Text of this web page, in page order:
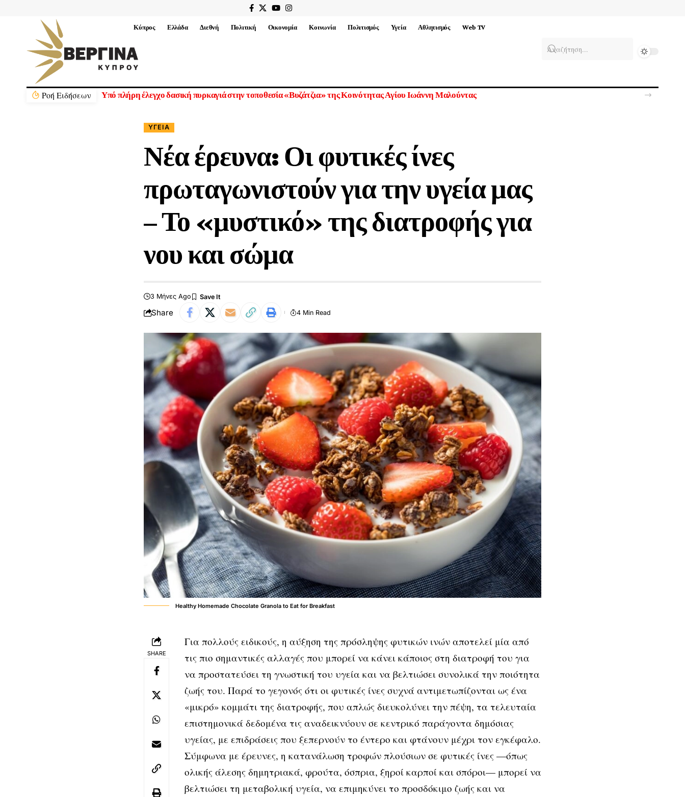
Κύπρος Ελλάδα Διεθνή Πολιτική Οικονομία Κοινωνία Πολιτισμός Υγεία Αθλητισμός Web TV
Ρoή Ειδήσεων Υπό πλήρη έλεγχο δασική πυρκαγιά στην τοποθεσία «Βυζάτζια» της Κοινότητας Αγίου Ιωάννη Μαλούντας
ΥΓΕΊΑ
Νέα έρευνα: Οι φυτικές ίνες
πρωταγωνιστούν για την υγεία μας
– Το «μυστικό» της διατροφής για
νου και σώμα
3 Μήνες Ago
Share 4 Min Read
Healthy Homemade Chocolate Granola to Eat for Breakfast
SHARE
Για πολλούς ειδικούς, η αύξηση της πρόσληψης φυτικών ινών αποτελεί μία από
τις πιο σημαντικές αλλαγές που μπορεί να κάνει κάποιος στη διατροφή του για
να προστατεύσει τη γνωστική του υγεία και να βελτιώσει συνολικά την ποιότητα
ζωής του. Παρά το γεγονός ότι οι φυτικές ίνες συχνά αντιμετωπίζονται ως ένα
«μικρό» κομμάτι της διατροφής, που απλώς διευκολύνει την πέψη, τα τελευταία
επιστημονικά δεδομένα τις αναδεικνύουν σε κεντρικό παράγοντα δημόσιας
υγείας, με επιδράσεις που ξεπερνούν το έντερο και φτάνουν μέχρι τον εγκέφαλο.
Σύμφωνα με έρευνες, η κατανάλωση τροφών πλούσιων σε φυτικές ίνες —όπως
ολικής άλεσης δημητριακά, φρούτα, όσπρια, ξηροί καρποί και σπόροι— μπορεί να
βελτιώσει τη μεταβολική υγεία, να επιμηκύνει το προσδόκιμο ζωής και να